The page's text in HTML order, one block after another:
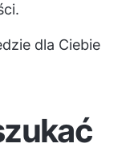
dla Ciebie